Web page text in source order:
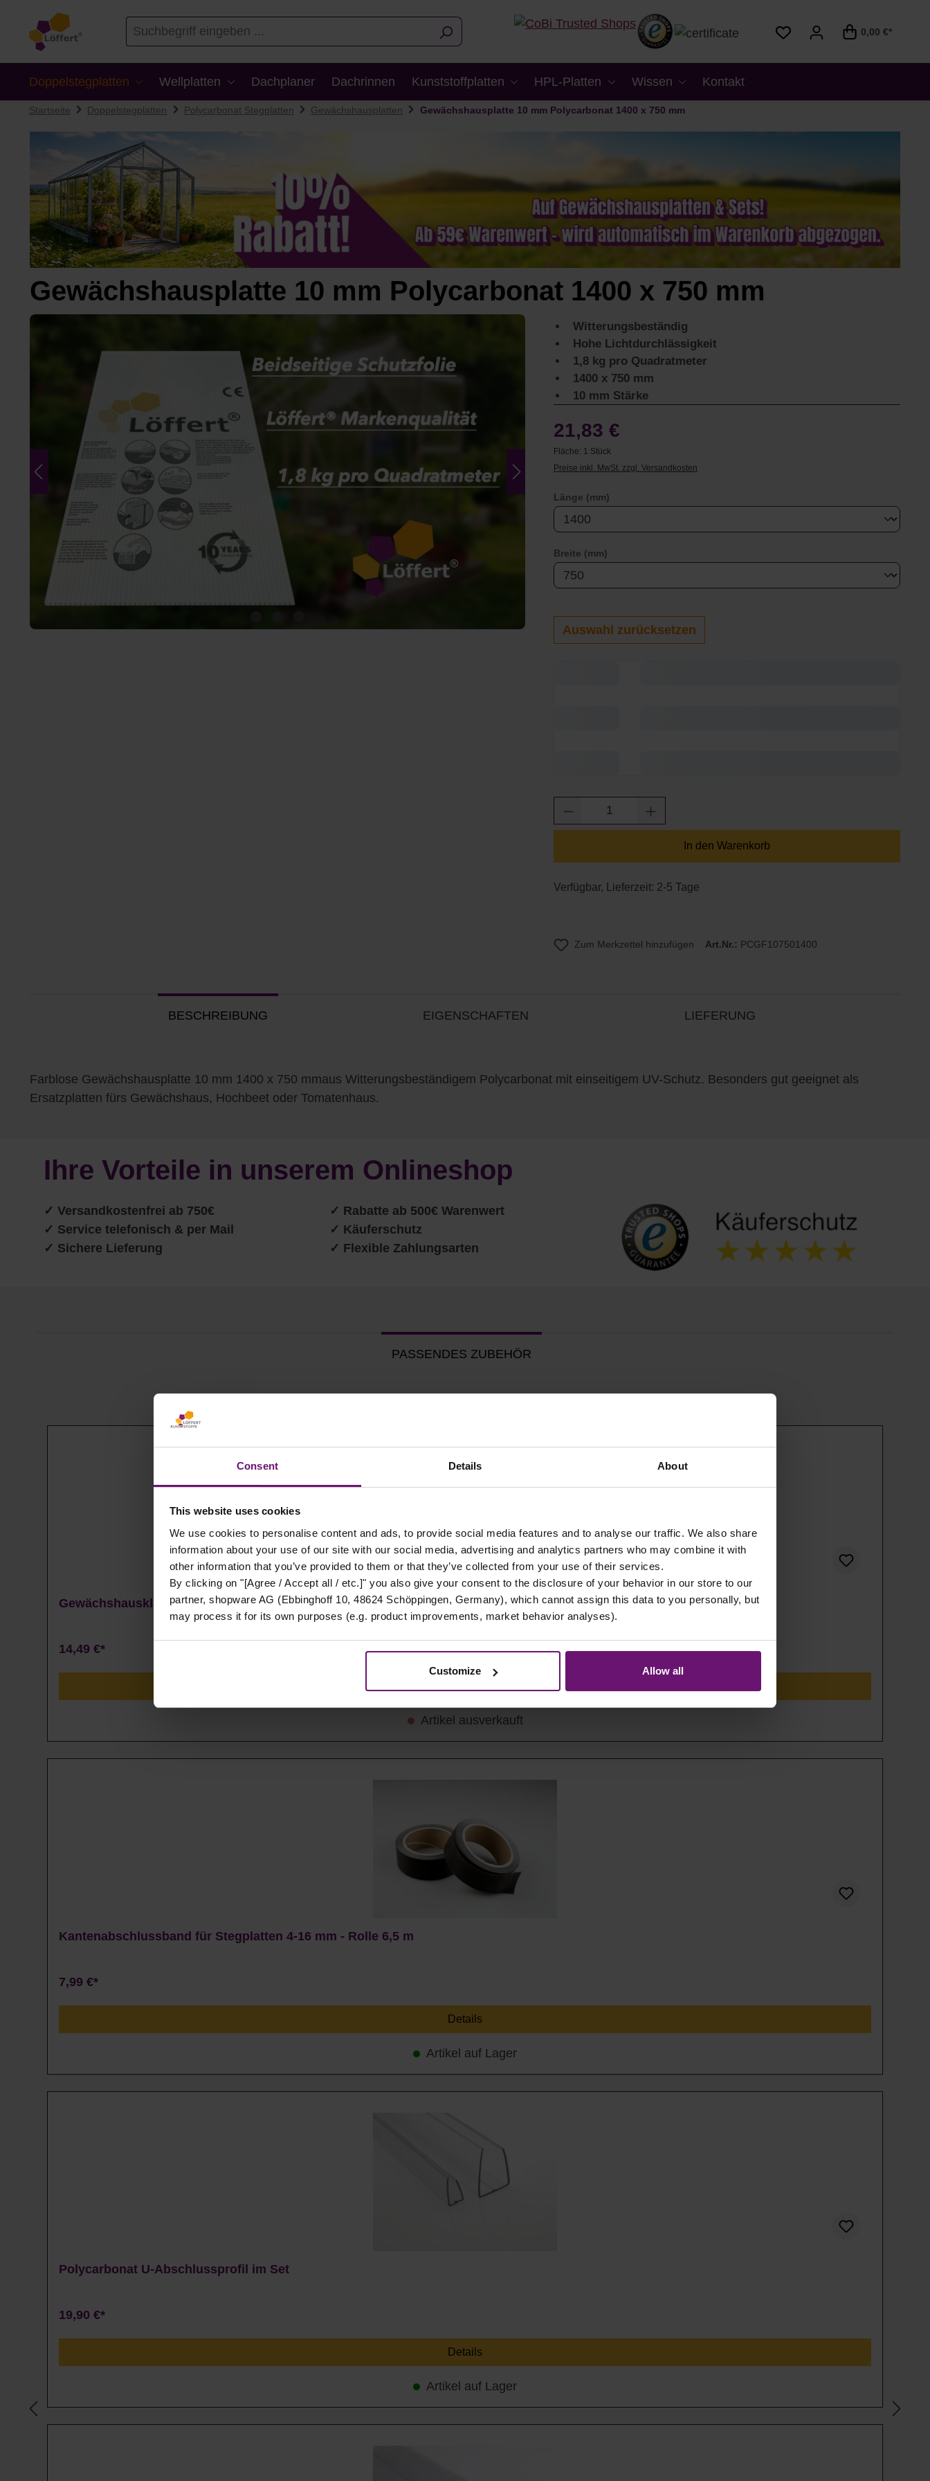
Consent Details About
This website uses cookies
We use cookies to personalise content and ads, to provide social media features and to analyse our traffic. We also share
information about your use of our site with our social media, advertising and analytics partners who may combine it with
other information that you’ve provided to them or that they’ve collected from your use of their services.
By clicking on "[Agree / Accept all / etc.]" you also give your consent to the disclosure of your behavior in our store to our
partner, shopware AG (Ebbinghoff 10, 48624 Schöppingen, Germany), which cannot assign this data to you personally, but
may process it for its own purposes (e.g. product improvements, market behavior analyses).
Customize Allow all
Zur Suche springen
0,00 €*
Doppelstegplatten Wellplatten Dachplaner Dachrinnen Kunststoffplatten HPL-Platten Wissen Kontakt
Startseite Doppelstegplatten Polycarbonat Stegplatten Gewächshausplatten Gewächshausplatte 10 mm Polycarbonat 1400 x 750 mm
Gewächshausplatte 10 mm Polycarbonat 1400 x 750 mm
Bildergalerie überspringen
Witterungsbeständig
Hohe Lichtdurchlässigkeit
1,8 kg pro Quadratmeter
1400 x 750 mm
10 mm Stärke
21,83 €
Fläche: 1 Stück
Preise inkl. MwSt. zzgl. Versandkosten
Länge (mm)
Breite (mm)
Auswahl zurücksetzen
Produkt Anzahl: Gib den gewünschten Wert ein
In den Warenkorb
Verfügbar, Lieferzeit: 2-5 Tage
Zum Merkzettel hinzufügen Art.Nr.: PCGF107501400
BESCHREIBUNG EIGENSCHAFTEN LIEFERUNG
Farblose Gewächshausplatte 10 mm 1400 x 750 mmaus Witterungsbeständigem Polycarbonat mit einseitigem UV-Schutz. Besonders gut geeignet als
Ersatzplatten fürs Gewächshaus, Hochbeet oder Tomatenhaus.
Ihre Vorteile in unserem Onlineshop
✓ Versandkostenfrei ab 750€
✓ Service telefonisch & per Mail
✓ Sichere Lieferung
✓ Rabatte ab 500€ Warenwert
✓ Käuferschutz
✓ Flexible Zahlungsarten
PASSENDES ZUBEHÖR
Produktgalerie überspringen
Gewächshausklammern 4 bis 10 mm - 100 Stück
14,49 €*
Artikel ausverkauft
Kantenabschlussband für Stegplatten 4-16 mm - Rolle 6,5 m
7,99 €*
Details
Artikel auf Lager
Polycarbonat U-Abschlussprofil im Set
19,90 €*
Details
Artikel auf Lager